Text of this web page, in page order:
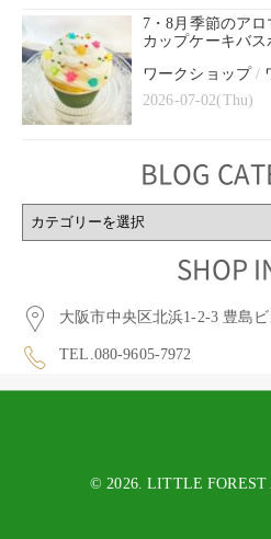
7・8月季節のア
カップケーキバ
ワークショップ/
2026-07-02(Thu)
BLOG
BLOG
CATEGORY
SHOP
大阪市中央区北浜1-2-3 豊島ビ
TEL.080-9605-7972
© 2026. LITTLE FOREST